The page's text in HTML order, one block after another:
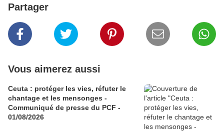
Partager
Vous aimerez aussi
Ceuta : protéger les vies, réfuter le
chantage et les mensonges -
Communiqué de presse du PCF -
01/08/2026